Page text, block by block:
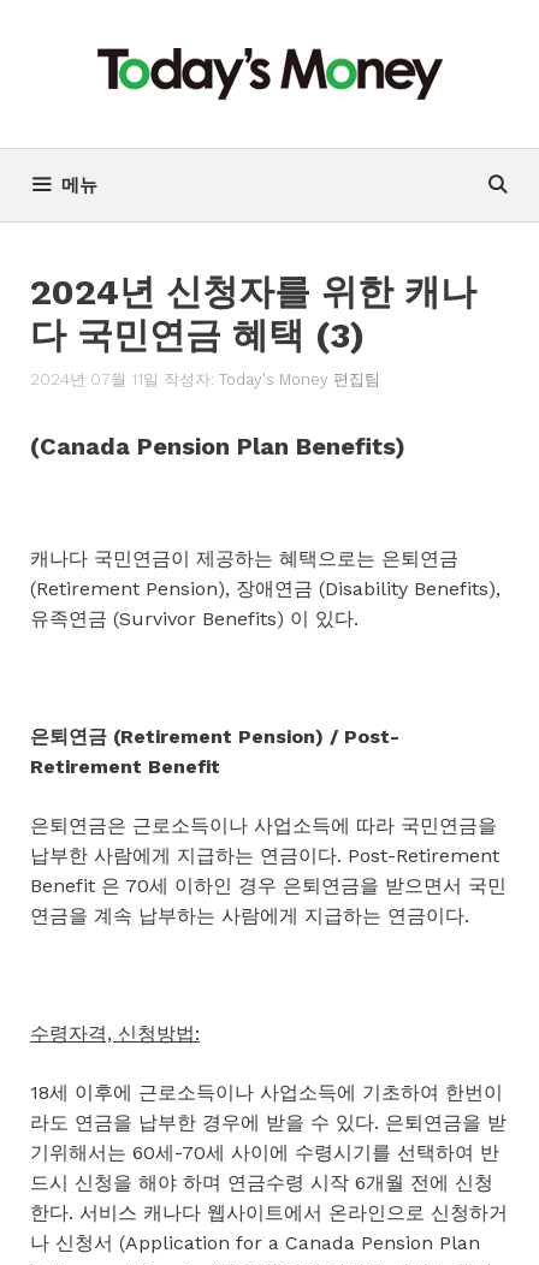
기
메뉴
2024년 신청자를 위한 캐나
다 국민연금 혜택 (3)
2024년 07월 11일 작성자: Today's Money 편집팀
(Canada Pension Plan Benefits)
캐나다 국민연금이 제공하는 혜택으로는 은퇴연금
(Retirement Pension), 장애연금 (Disability Benefits),
유족연금 (Survivor Benefits) 이 있다.
은퇴연금 (Retirement Pension) / Post-
Retirement Benefit
은퇴연금은 근로소득이나 사업소득에 따라 국민연금을
납부한 사람에게 지급하는 연금이다. Post-Retirement
Benefit 은 70세 이하인 경우 은퇴연금을 받으면서 국민
연금을 계속 납부하는 사람에게 지급하는 연금이다.
수령자격, 신청방법:
18세 이후에 근로소득이나 사업소득에 기초하여 한번이
라도 연금을 납부한 경우에 받을 수 있다. 은퇴연금을 받
기위해서는 60세-70세 사이에 수령시기를 선택하여 반
드시 신청을 해야 하며 연금수령 시작 6개월 전에 신청
한다. 서비스 캐나다 웹사이트에서 온라인으로 신청하거
나 신청서 (Application for a Canada Pension Plan